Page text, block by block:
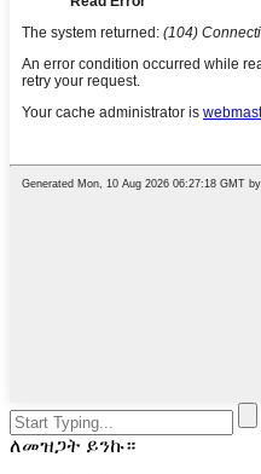
ለመዝጋት ይንኩ።